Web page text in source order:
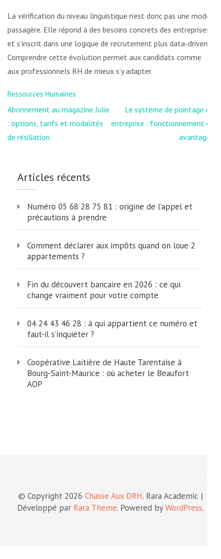
La vérification du niveau linguistique n’est donc pas une mode
passagère. Elle répond à des besoins concrets des entreprises
et s’inscrit dans une logique de recrutement plus data-driven.
Comprendre cette évolution permet aux candidats comme
aux professionnels RH de mieux s’y adapter.
Ressources Humaines
Navigation
de
l’article
Abonnement au magazine Julie
: options, tarifs et modalités
de résiliation
Le système de pointage en
entreprise : fonctionnement et
avantages
Articles récents
Numéro 05 68 28 75 81 : origine de l’appel et
précautions à prendre
Comment déclarer aux impôts quand on loue 2
appartements ?
Fin du découvert bancaire en 2026 : ce qui
change vraiment pour votre compte
04 24 43 46 28 : à qui appartient ce numéro et
faut-il s’inquiéter ?
Coopérative Laitière de Haute Tarentaise à
Bourg-Saint-Maurice : où acheter le Beaufort
AOP
© Copyright 2026 Chasse Aux DRH. Rara Academic |
Développé par Rara Theme. Powered byWordPress.